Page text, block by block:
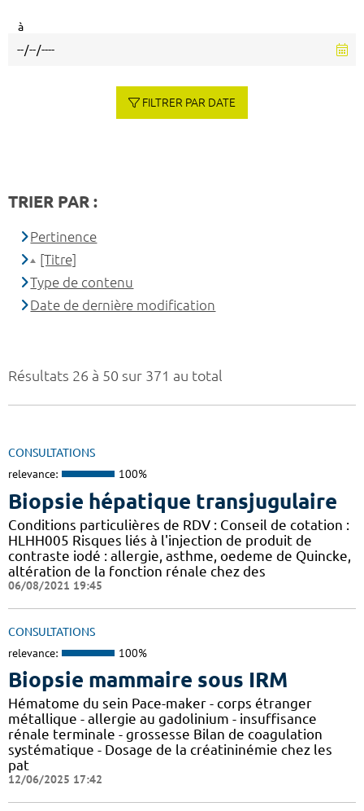
Résultats 26 à 50 sur 371 au total
CONSULTATIONS
relevance: 100%
Biopsie hépatique transjugulaire
Conditions particulières de RDV : Conseil de cotation :
HLHH005 Risques liés à l'injection de produit de
contraste iodé : allergie, asthme, oedeme de Quincke,
altération de la fonction rénale chez des
06/08/2021 19:45
CONSULTATIONS
relevance: 100%
Biopsie mammaire sous IRM
Hématome du sein Pace-maker - corps étranger
métallique - allergie au gadolinium - insuffisance
rénale terminale - grossesse Bilan de coagulation
systématique - Dosage de la créatininémie chez les
pat
12/06/2025 17:42
à
FILTRER PAR DATE
TRIER PAR :
Pertinence
[Titre]
Type de contenu
Date de dernière modification